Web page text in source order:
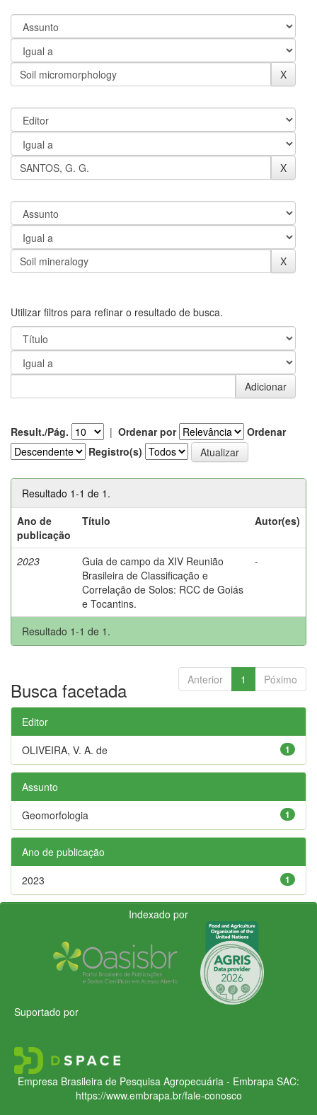
Utilizar filtros para refinar o resultado de busca.
Result./Pág. | Ordenar por
Ordenar
Registro(s)
Resultado 1-1 de 1.
Ano de
publicação
Título Autor(es)
2023
Guia de campo da XIV Reunião
Brasileira de Classificação e
Correlação de Solos: RCC de Goiás
e Tocantins.
-
Resultado 1-1 de 1.
Anterior 1 Póximo
Busca facetada
Editor
1
OLIVEIRA, V. A. de
Assunto
1
Geomorfologia
Ano de publicação
1
2023
Indexado por
Suportado por
Empresa Brasileira de Pesquisa Agropecuária - Embrapa SAC:
https://www.embrapa.br/fale-conosco